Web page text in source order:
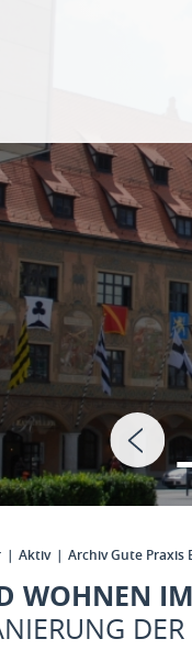
Aktiv Archiv Gute Praxis
WOHNEN